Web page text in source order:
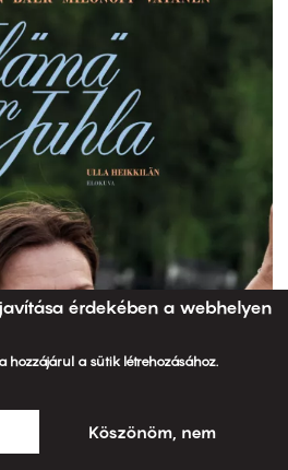
érdekében a webhelyen
hozzájárul a sütik létrehozásához.
Köszönöm, nem